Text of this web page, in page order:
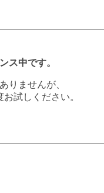
ス中です。
りませんが、
試しください。